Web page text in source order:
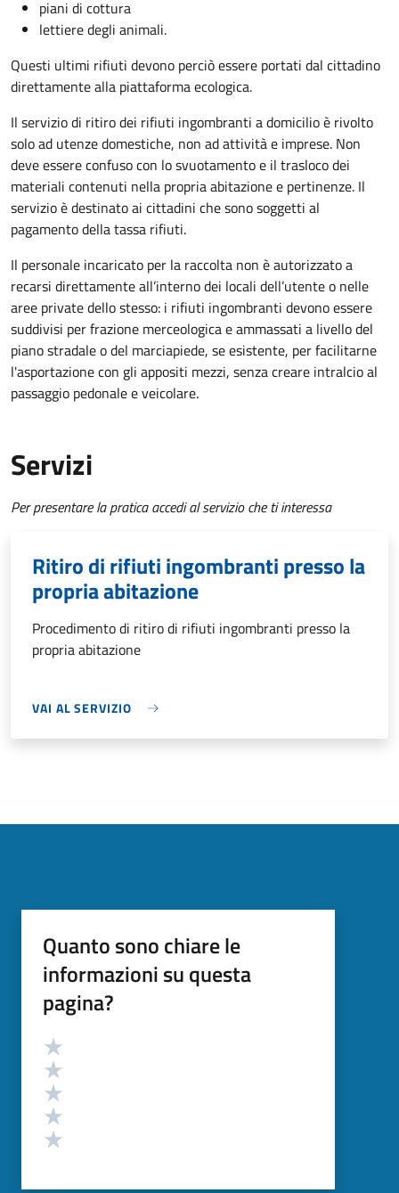
piani di cottura
lettiere degli animali.
Questi ultimi rifiuti devono perciò essere portati dal cittadino
direttamente alla piattaforma ecologica.
Il servizio di ritiro dei rifiuti ingombranti a domicilio è rivolto
solo ad utenze domestiche, non ad attività e imprese. Non
deve essere confuso con lo svuotamento e il trasloco dei
materiali contenuti nella propria abitazione e pertinenze. Il
servizio è destinato ai cittadini che sono soggetti al
pagamento della tassa rifiuti.
Il personale incaricato per la raccolta non è autorizzato a
recarsi direttamente all’interno dei locali dell’utente o nelle
aree private dello stesso: i rifiuti ingombranti devono essere
suddivisi per frazione merceologica e ammassati a livello del
piano stradale o del marciapiede, se esistente, per facilitarne
l'asportazione con gli appositi mezzi, senza creare intralcio al
passaggio pedonale e veicolare.
Servizi
Per presentare la pratica accedi al servizio che ti interessa
Ritiro di rifiuti ingombranti presso la
propria abitazione
Procedimento di ritiro di rifiuti ingombranti presso la
propria abitazione
VAI AL SERVIZIO
Quanto sono chiare le
informazioni su questa
pagina?
Valutazione